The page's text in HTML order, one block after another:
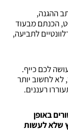
ההגנה,
הכנתם מבעוד
לתביעה,
לכם כייף.
לחשוב יותר
רעננים.
באופן
שלא לעשות